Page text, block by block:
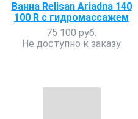
Ванна Relisan Ariadna 140
100 R с гидромассажем
75 100 руб.
Не доступно к заказу